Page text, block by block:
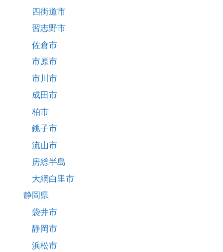
四街道市
習志野市
佐倉市
市原市
市川市
成田市
柏市
銚子市
流山市
房総半島
大網白里市
静岡県
袋井市
静岡市
浜松市